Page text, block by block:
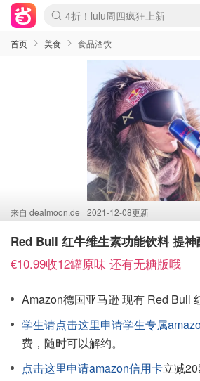
Boticinal 夏促开抢！
4折！lulu周四疯狂上新
还没结束！&OtherStories大促
Joybuy变相75折 随时失效
速领！Stanley独家85折
疑似霸哥！Camper额外叠85折
Zalando 奥莱闪促！每日更新
Moncler反季囤！5折起+叠9折
Coach Brooklyn仅€192
首页 美食 食品酒饮
来自 dealmoon.de 2021-12-08更新
Red Bull 红牛维生素功能饮料 提
€10.99收12罐原味 还有无糖版哦
Amazon德国亚马逊 现有 Red Bull
学生请点击这里申请学生专属
费，随时可以解约。
点击这里申请amazon信用卡立减